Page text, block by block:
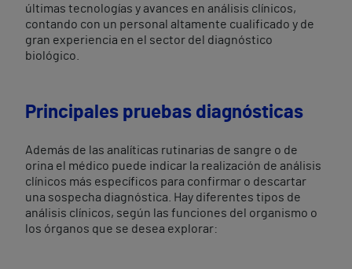
últimas tecnologías y avances en análisis clínicos,
contando con un personal altamente cualificado y de
gran experiencia en el sector del diagnóstico
biológico.
Principales pruebas diagnósticas
Además de las analíticas rutinarias de sangre o de
orina el médico puede indicar la realización de análisis
clínicos más específicos para confirmar o descartar
una sospecha diagnóstica. Hay diferentes tipos de
análisis clínicos, según las funciones del organismo o
los órganos que se desea explorar: